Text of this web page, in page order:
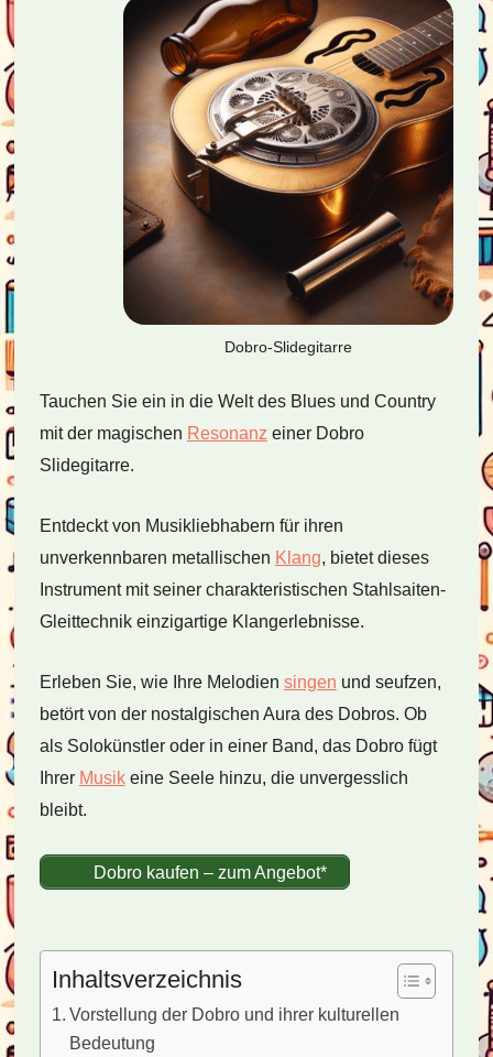
Dobro-Slidegitarre
Tauchen Sie ein in die Welt des Blues und Country
mit der magischen Resonanz einer Dobro
Slidegitarre.
Entdeckt von Musikliebhabern für ihren
unverkennbaren metallischen Klang, bietet dieses
Instrument mit seiner charakteristischen Stahlsaiten-
Gleittechnik einzigartige Klangerlebnisse.
Erleben Sie, wie Ihre Melodien singen und seufzen,
betört von der nostalgischen Aura des Dobros. Ob
als Solokünstler oder in einer Band, das Dobro fügt
Ihrer Musikeine Seele hinzu, die unvergesslich
bleibt.
Dobro kaufen – zum Angebot*
Inhaltsverzeichnis
Vorstellung der Dobro und ihrer kulturellen
Bedeutung